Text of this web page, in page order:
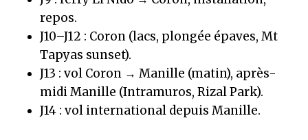
repos.
J10–J12 : Coron (lacs, plongée épaves, Mt
Tapyas sunset).
J13 : vol Coron → Manille (matin), après-
midi Manille (Intramuros, Rizal Park).
J14 : vol international depuis Manille.